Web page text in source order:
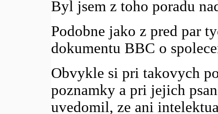
Byl jsem z toho poradu
Podobne jako z pred par
dokumentu BBC o
Obvykle si pri takovych
poznamky a pri jejich
uvedomil, ze ani